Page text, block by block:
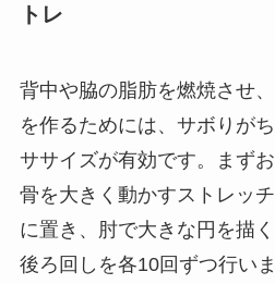
トレ
背中や脇の脂肪を燃焼させ
を作るためには、サボりが
ササイズが有効です。まず
骨を大きく動かすストレッ
に置き、肘で大きな円を描
後ろ回しを各10回ずつ行い